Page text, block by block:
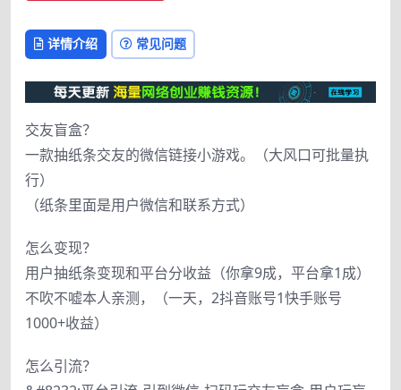
详情介绍 常见问题
交友盲盒？
一款抽纸条交友的微信链接小游戏。（大风口可批量执
行）
（纸条里面是用户微信和联系方式）
怎么变现？
用户抽纸条变现和平台分收益（你拿9成，平台拿1成）
不吹不嘘本人亲测，（一天，2抖音账号1快手账号
1000+收益）
怎么引流？